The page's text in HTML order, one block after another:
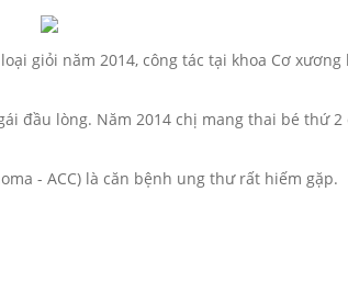
giỏi năm 2014, công tác tại khoa Cơ xương
đầu lòng. Năm 2014 chị mang thai bé thứ
- ACC) là căn bệnh ung thư rất hiếm gặp.